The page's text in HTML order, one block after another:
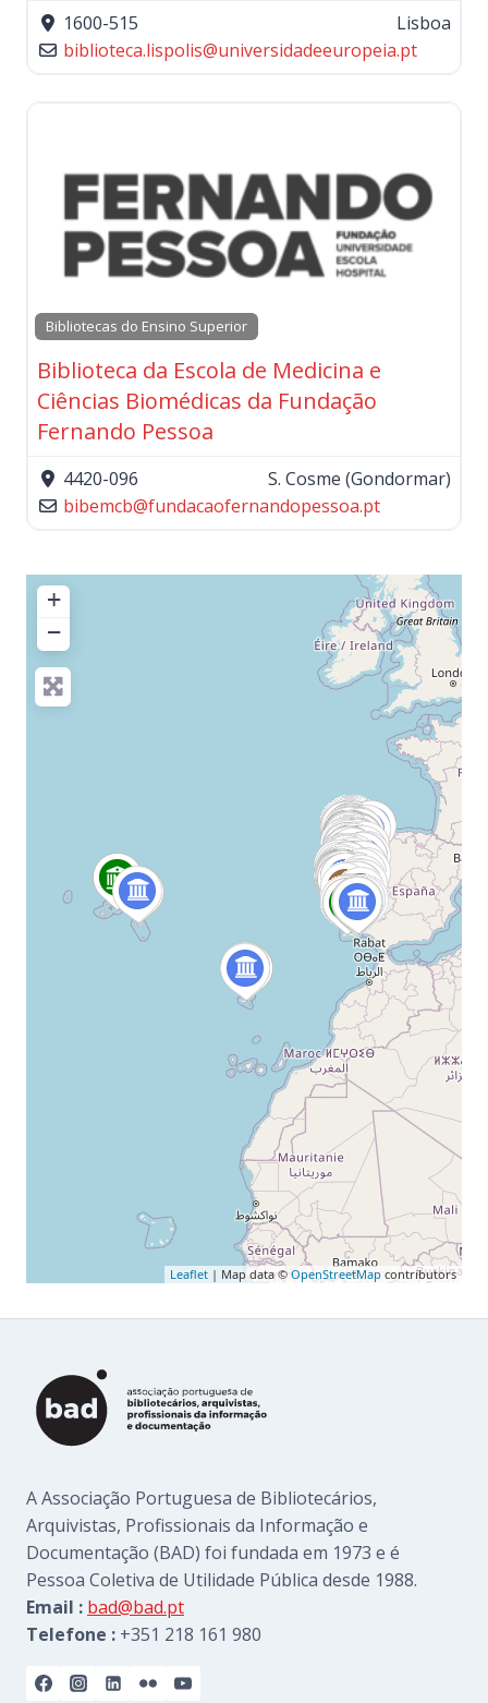
1600-515
Lisboa
biblioteca.lispolis@universidadeeuropeia.pt
Bibliotecas do Ensino Superior
Biblioteca da Escola de Medicina e
Ciências Biomédicas da Fundação
Fernando Pessoa
4420-096
S. Cosme (Gondormar)
bibemcb@fundacaofernandopessoa.pt
+
−
Leaflet | Map data © OpenStreetMap contributors
A Associação Portuguesa de Bibliotecários,
Arquivistas, Profissionais da Informação e
Documentação (BAD) foi fundada em 1973 e é
Pessoa Coletiva de Utilidade Pública desde 1988.
Email : bad@bad.pt
Telefone : +351 218 161 980